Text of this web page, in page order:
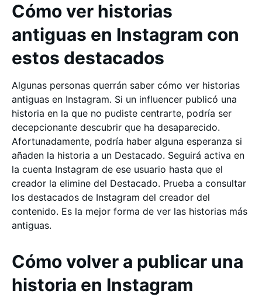
Cómo ver historias
antiguas en Instagram con
estos destacados
Algunas personas querrán saber cómo ver historias
antiguas en Instagram. Si un influencer publicó una
historia en la que no pudiste centrarte, podría ser
decepcionante descubrir que ha desaparecido.
Afortunadamente, podría haber alguna esperanza si
añaden la historia a un Destacado. Seguirá activa en
la cuenta Instagram de ese usuario hasta que el
creador la elimine del Destacado. Prueba a consultar
los destacados de Instagram del creador del
contenido. Es la mejor forma de ver las historias más
antiguas.
Cómo volver a publicar una
historia en Instagram